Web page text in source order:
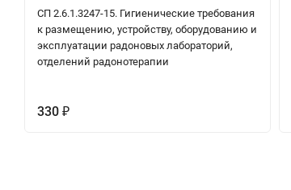
СП 2.6.1.3247-15. Гигиенические требования
к размещению, устройству, оборудованию и
эксплуатации радоновых лабораторий,
отделений радонотерапии
330 ₽